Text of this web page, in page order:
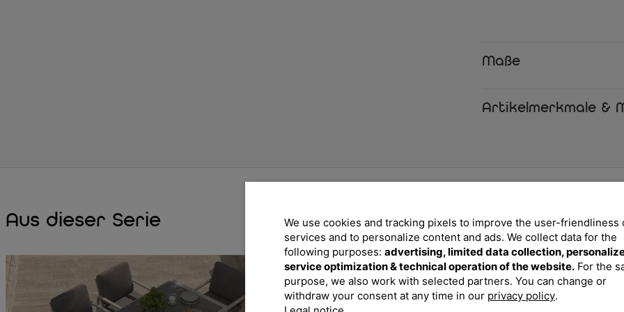
Für zusätzliche Flexibilität
Liege- oder Sitzposition
Gartenliege bietet Ihnen
Die Liege wird vollständig
Polsterung. Diese hochwertige
Stunden im Freien wünschen –
Terrassenbereich.
Ihre Vorteile
Maße
Artikelmerkmale &
Aus dieser Serie
We use cookies and tracking pixels to improve the user-friendliness
services and to personalize content and ads. We collect data for the
following purposes: advertising, limited data collection,
service optimization & technical operation of the website. For the
purpose, we also work with selected partners. You can change or
withdraw your consent at any time in our privacy policy.